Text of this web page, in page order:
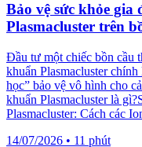
Bảo vệ sức khỏe
Plasmacluster trên
Đầu tư một chiếc bồn cầu
khuẩn Plasmacluster
học” bảo vệ vô hình cho
khuẩn Plasmacluster là
Plasmacluster: Cách các
14/07/2026 • 11 phút